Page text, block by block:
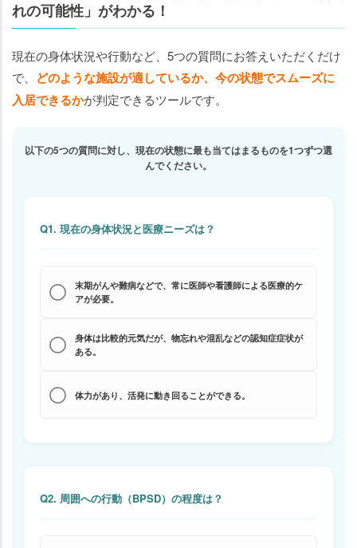
れの可能性」がわかる！
現在の身体状況や行動など、5つの質問にお答えいただくだけ
で、 どのような施設が適しているか、今の状態でスムーズに
入居できるかが判定できるツールです。
以下の5つの質問に対し、現在の状態に最も当てはまるものを1つずつ選
んでください。
Q1. 現在の身体状況と医療ニーズは？
末期がんや難病などで、常に医師や看護師による医療的ケ
アが必要。
身体は比較的元気だが、物忘れや混乱などの認知症症状が
ある。
体力があり、活発に動き回ることができる。
Q2. 周囲への行動（BPSD）の程度は？